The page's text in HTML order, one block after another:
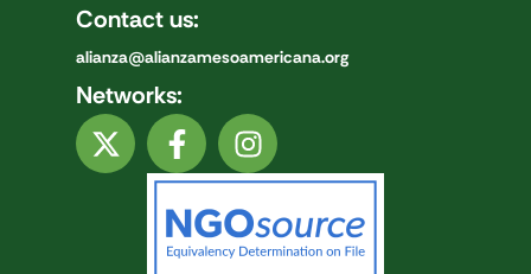
Contact us:
alianza@alianzamesoamericana.org
Networks: